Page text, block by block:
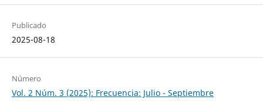
Publicado
2025-08-18
Número
Vol. 2 Núm. 3 (2025): Frecuencia: Julio - Septiembre